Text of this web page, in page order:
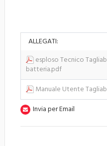
ALLEGATI:
esploso Tecnico
batteria.pdf
Manuale Utente
Invia per Email